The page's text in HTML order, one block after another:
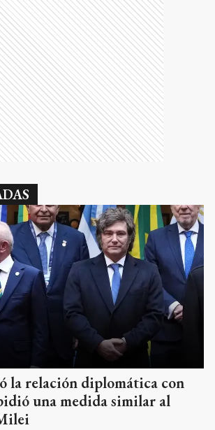
la relación diplomática con
una medida similar al